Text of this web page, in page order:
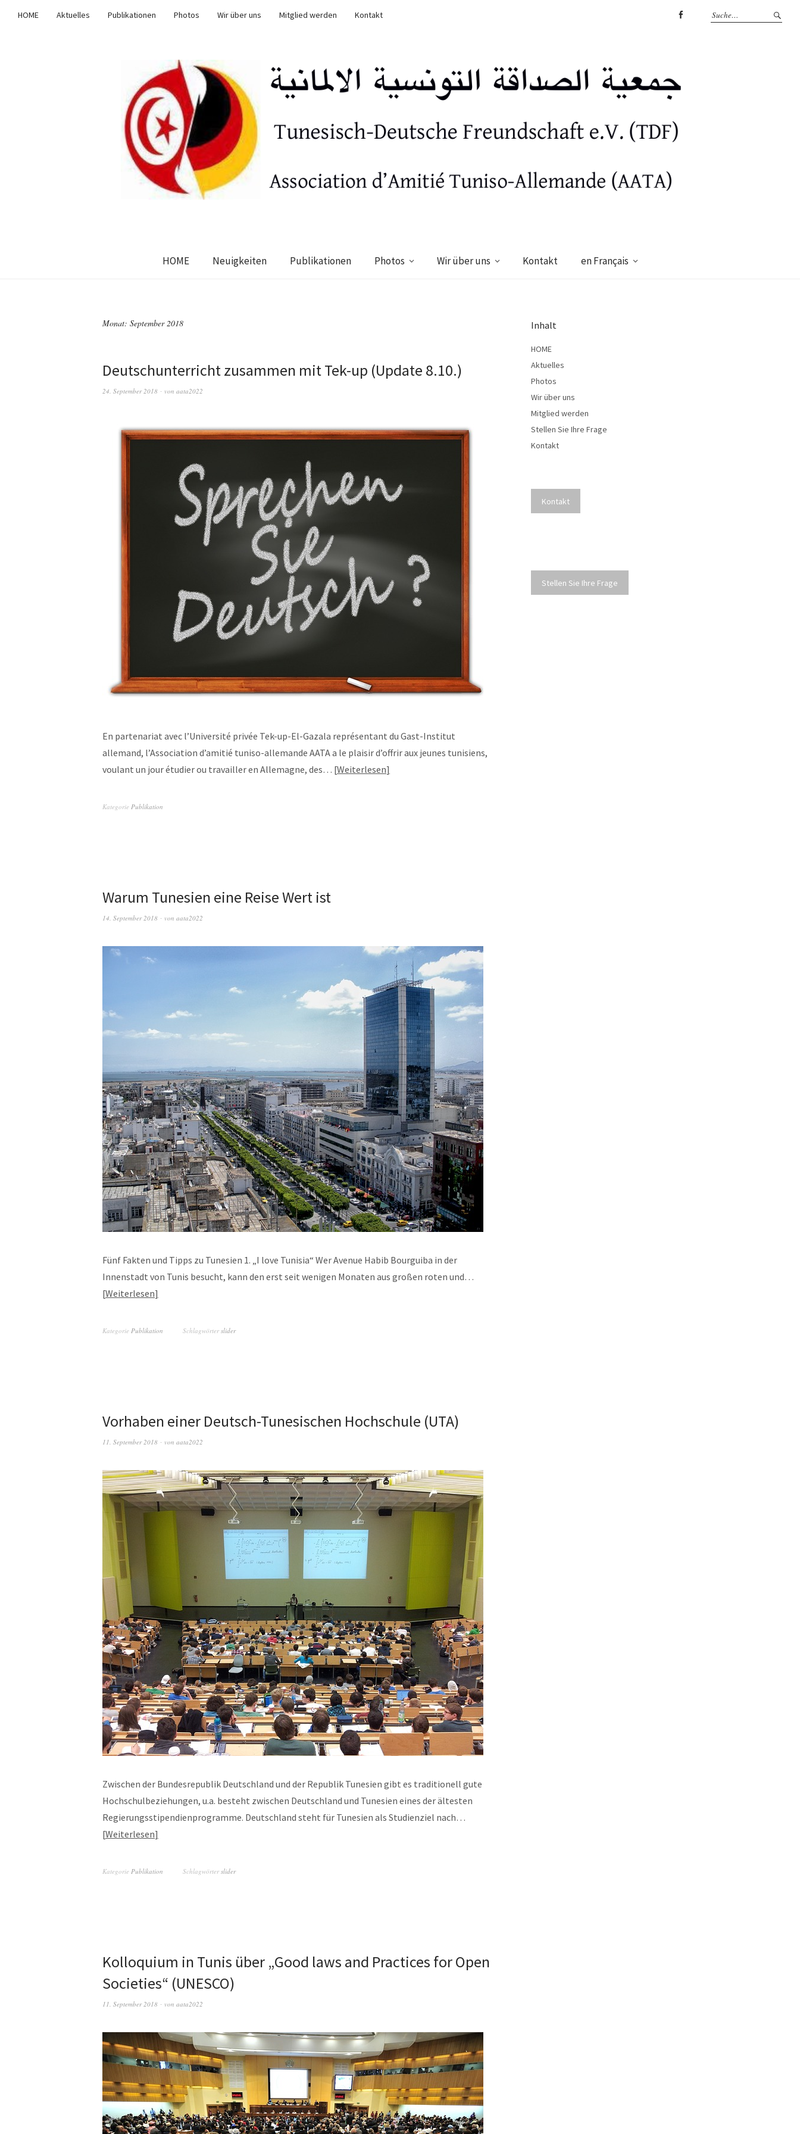
HOME Aktuelles Publikationen Photos Wir über uns Mitglied werden
Kontakt
HOME Neuigkeiten Publikationen Photos Wir über uns Kontakt en Français
Monat: September 2018
Deutschunterricht zusammen mit Tek-up (Update 8.10.)
24. September 2018 von aata2022
En partenariat avec l’Université privée Tek-up-El-Gazala représentant du Gast-Institut
allemand, l’Association d’amitié tuniso-allemande AATA a le plaisir d’offrir aux jeunes tunisiens,
voulant un jour étudier ou travailler en Allemagne, des… Weiterlesen
Kategorie Publikation
Warum Tunesien eine Reise Wert ist
14. September 2018 von aata2022
Fünf Fakten und Tipps zu Tunesien 1. „I love Tunisia“ Wer Avenue Habib Bourguiba in der
Innenstadt von Tunis besucht, kann den erst seit wenigen Monaten aus großen roten und…
Weiterlesen
Kategorie Publikation Schlagwörterslider
Vorhaben einer Deutsch-Tunesischen Hochschule (UTA)
11. September 2018 von aata2022
Zwischen der Bundesrepublik Deutschland und der Republik Tunesien gibt es traditionell gute
Hochschulbeziehungen, u.a. besteht zwischen Deutschland und Tunesien eines der ältesten
Regierungsstipendienprogramme. Deutschland steht für Tunesien als Studienziel nach…
Weiterlesen
Kategorie Publikation Schlagwörterslider
Kolloquium in Tunis über „Good laws and Practices for Open
Societies“ (UNESCO)
11. September 2018 von aata2022
Inhalt
HOME
Aktuelles
Photos
Wir über uns
Mitglied werden
Stellen Sie Ihre Frage
Kontakt
Kontakt
Stellen Sie Ihre Frage